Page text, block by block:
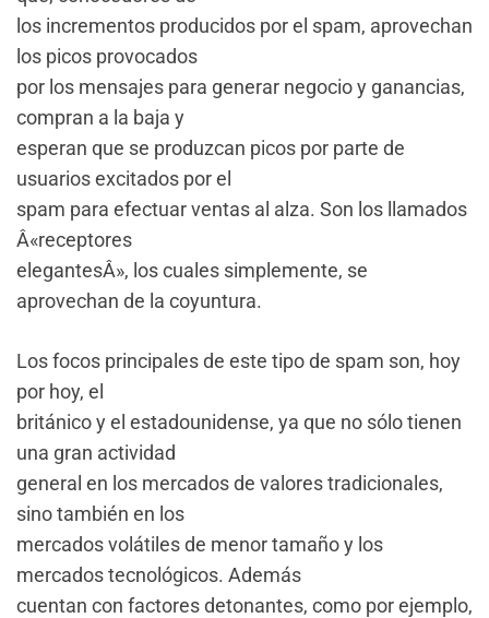
los incrementos producidos por el spam, aprovechan
los picos provocados
por los mensajes para generar negocio y ganancias,
compran a la baja y
esperan que se produzcan picos por parte de
usuarios excitados por el
spam para efectuar ventas al alza. Son los llamados
Â«receptores
elegantesÂ», los cuales simplemente, se
aprovechan de la coyuntura.
Los focos principales de este tipo de spam son, hoy
por hoy, el
británico y el estadounidense, ya que no sólo tienen
una gran actividad
general en los mercados de valores tradicionales,
sino también en los
mercados volátiles de menor tamaño y los
mercados tecnológicos. Además
cuentan con factores detonantes, como por ejemplo,